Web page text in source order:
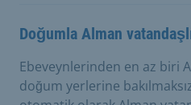
Doğumla Alman
Ebeveynlerinden en az biri
doğum yerlerine